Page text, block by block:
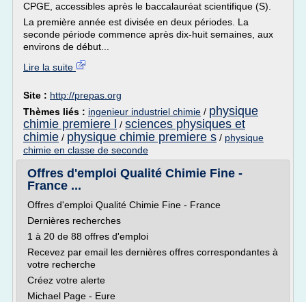
CPGE, accessibles après le baccalauréat scientifique (S).
La première année est divisée en deux périodes. La
seconde période commence après dix-huit semaines, aux
environs de début...
Lire la suite
Site : http://prepas.org
Thèmes liés : ingenieur industriel chimie / physique
chimie premiere l
/ sciences physiques et
chimie / physique chimie premiere s / physique
chimie en classe de seconde
Offres d'emploi Qualité Chimie Fine -
France ...
Offres d'emploi Qualité Chimie Fine - France
Dernières recherches
1 à 20 de 88 offres d'emploi
Recevez par email les dernières offres correspondantes à
votre recherche
Créez votre alerte
Michael Page - Eure